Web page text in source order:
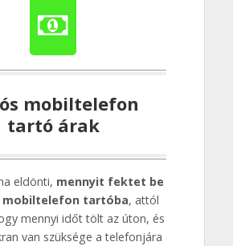
mobiltelefon
tartó árak
eldönti, mennyit fektet be
mobiltelefon tartóba, attól
mennyi időt tölt az úton, és
van szüksége a telefonjára